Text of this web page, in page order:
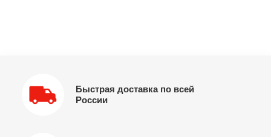
Быстрая доставка по всей
России